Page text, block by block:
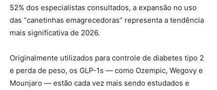
52% dos especialistas consultados, a expansão no uso
das “canetinhas emagrecedoras” representa a tendência
mais significativa de 2026.
Originalmente utilizados para controle de diabetes tipo 2
e perda de peso, os GLP-1s — como Ozempic, Wegovy e
Mounjaro — estão cada vez mais sendo estudados e